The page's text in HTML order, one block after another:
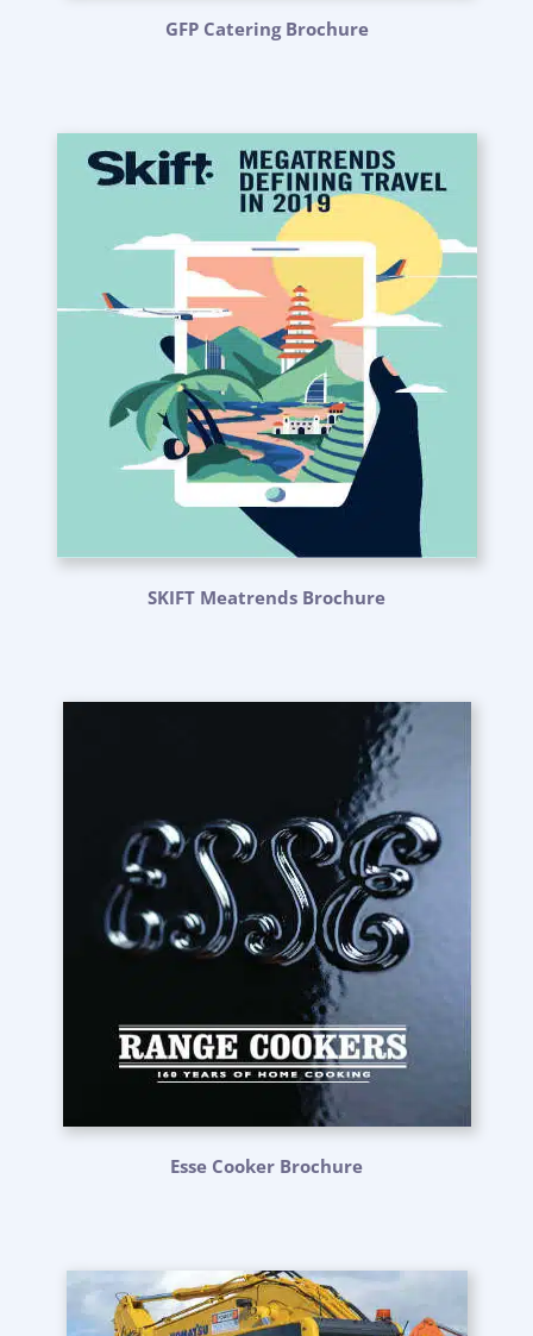
GFP Catering Brochure
SKIFT Meatrends Brochure
Esse Cooker Brochure